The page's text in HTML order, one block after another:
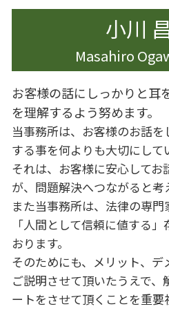
小川
Masahiro
お客様の話にしっかりと耳
を理解するよう努めます。
当事務所は、お客様のお話
する事を何よりも大切にして
それは、お客様に安心してお
が、問題解決へつながると考
また当事務所は、法律の専門
「人間として信頼に値する
おります。
そのためにも、メリット、デ
ご説明させて頂いたうえで
ートをさせて頂くことを重要